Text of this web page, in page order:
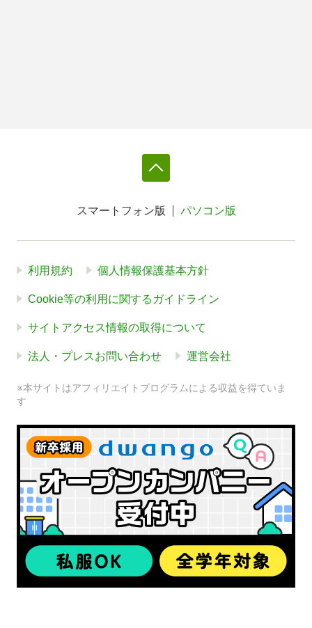
スマートフォン版 パソコン版
利用規約 個人情報保護基本方針
Cookie等の利用に関するガイドライン
サイトアクセス情報の取得について
法人・プレスお問い合わせ 運営会社
※本サイトはアフィリエイトプログラムによる収益を得ていま
す